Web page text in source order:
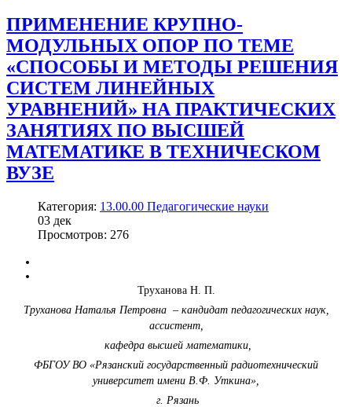
ПРИМЕНЕНИЕ КРУПНО-
МОДУЛЬНЫХ ОПОР ПО ТЕМЕ
«СПОСОБЫ И МЕТОДЫ РЕШЕНИЯ
СИСТЕМ ЛИНЕЙНЫХ
УРАВНЕНИЙ» НА ПРАКТИЧЕСКИХ
ЗАНЯТИЯХ ПО ВЫСШЕЙ
МАТЕМАТИКЕ В ТЕХНИЧЕСКОМ
ВУЗЕ
Категория: 13.00.00 Педагогические науки
03 дек
Просмотров: 276
Труханова Н. П.
Труханова Наталья Петровна – кандидат педагогических наук,
ассистент,
кафедра высшей математики,
ФБГОУ ВО «Рязанский государственный радиотехнический
университет имени В.Ф. Уткина»,
г. Рязань